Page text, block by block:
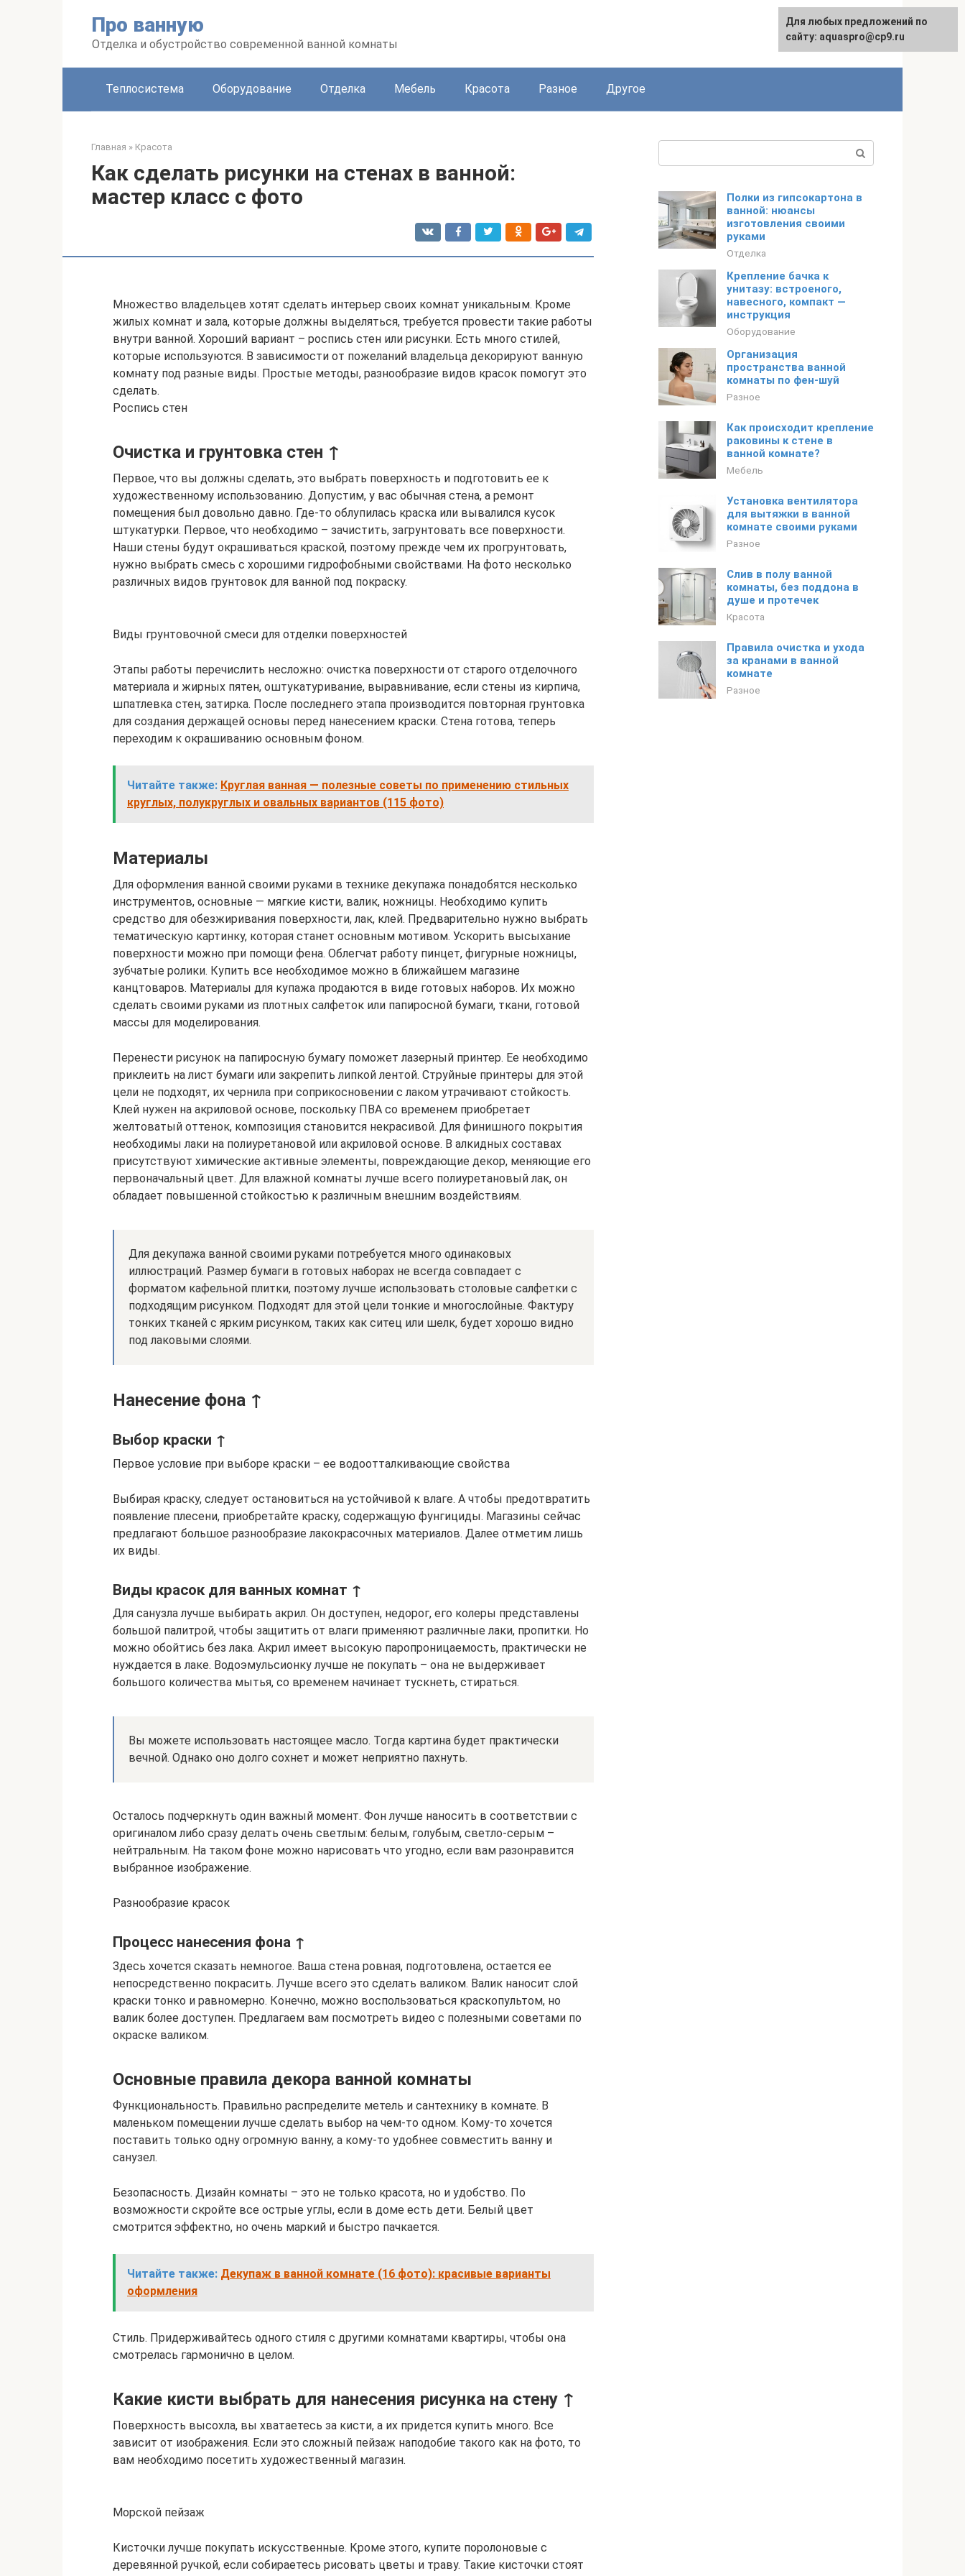
Про ванную
Отделка и обустройство современной ванной комнаты
Теплосистема Оборудование Отделка Мебель Красота Разное Другое
Главная » Красота
Как сделать рисунки на стенах в ванной:
мастер класс с фото
Множество владельцев хотят сделать интерьер своих комнат уникальным. Кроме
жилых комнат и зала, которые должны выделяться, требуется провести такие работы
внутри ванной. Хороший вариант – роспись стен или рисунки. Есть много стилей,
которые используются. В зависимости от пожеланий владельца декорируют ванную
комнату под разные виды. Простые методы, разнообразие видов красок помогут это
сделать.
Роспись стен
Очистка и грунтовка стен ↑
Первое, что вы должны сделать, это выбрать поверхность и подготовить ее к
художественному использованию. Допустим, у вас обычная стена, а ремонт
помещения был довольно давно. Где-то облупилась краска или вывалился кусок
штукатурки. Первое, что необходимо – зачистить, загрунтовать все поверхности.
Наши стены будут окрашиваться краской, поэтому прежде чем их прогрунтовать,
нужно выбрать смесь с хорошими гидрофобными свойствами. На фото несколько
различных видов грунтовок для ванной под покраску.
Виды грунтовочной смеси для отделки поверхностей
Этапы работы перечислить несложно: очистка поверхности от старого отделочного
материала и жирных пятен, оштукатуривание, выравнивание, если стены из кирпича,
шпатлевка стен, затирка. После последнего этапа производится повторная грунтовка
для создания держащей основы перед нанесением краски. Стена готова, теперь
переходим к окрашиванию основным фоном.
Читайте также: Круглая ванная — полезные советы по применению стильных
круглых, полукруглых и овальных вариантов (115 фото)
Материалы
Для оформления ванной своими руками в технике декупажа понадобятся несколько
инструментов, основные — мягкие кисти, валик, ножницы. Необходимо купить
средство для обезжиривания поверхности, лак, клей. Предварительно нужно выбрать
тематическую картинку, которая станет основным мотивом. Ускорить высыхание
поверхности можно при помощи фена. Облегчат работу пинцет, фигурные ножницы,
зубчатые ролики. Купить все необходимое можно в ближайшем магазине
канцтоваров. Материалы для купажа продаются в виде готовых наборов. Их можно
сделать своими руками из плотных салфеток или папиросной бумаги, ткани, готовой
массы для моделирования.
Перенести рисунок на папиросную бумагу поможет лазерный принтер. Ее необходимо
приклеить на лист бумаги или закрепить липкой лентой. Струйные принтеры для этой
цели не подходят, их чернила при соприкосновении с лаком утрачивают стойкость.
Клей нужен на акриловой основе, поскольку ПВА со временем приобретает
желтоватый оттенок, композиция становится некрасивой. Для финишного покрытия
необходимы лаки на полиуретановой или акриловой основе. В алкидных составах
присутствуют химические активные элементы, повреждающие декор, меняющие его
первоначальный цвет. Для влажной комнаты лучше всего полиуретановый лак, он
обладает повышенной стойкостью к различным внешним воздействиям.
Для декупажа ванной своими руками потребуется много одинаковых
иллюстраций. Размер бумаги в готовых наборах не всегда совпадает с
форматом кафельной плитки, поэтому лучше использовать столовые салфетки с
подходящим рисунком. Подходят для этой цели тонкие и многослойные. Фактуру
тонких тканей с ярким рисунком, таких как ситец или шелк, будет хорошо видно
под лаковыми слоями.
Нанесение фона ↑
Выбор краски ↑
Первое условие при выборе краски – ее водоотталкивающие свойства
Выбирая краску, следует остановиться на устойчивой к влаге. А чтобы предотвратить
появление плесени, приобретайте краску, содержащую фунгициды. Магазины сейчас
предлагают большое разнообразие лакокрасочных материалов. Далее отметим лишь
их виды.
Виды красок для ванных комнат ↑
Для санузла лучше выбирать акрил. Он доступен, недорог, его колеры представлены
большой палитрой, чтобы защитить от влаги применяют различные лаки, пропитки. Но
можно обойтись без лака. Акрил имеет высокую паропроницаемость, практически не
нуждается в лаке. Водоэмульсионку лучше не покупать – она не выдерживает
большого количества мытья, со временем начинает тускнеть, стираться.
Вы можете использовать настоящее масло. Тогда картина будет практически
вечной. Однако оно долго сохнет и может неприятно пахнуть.
Осталось подчеркнуть один важный момент. Фон лучше наносить в соответствии с
оригиналом либо сразу делать очень светлым: белым, голубым, светло-серым –
нейтральным. На таком фоне можно нарисовать что угодно, если вам разонравится
выбранное изображение.
Разнообразие красок
Процесс нанесения фона ↑
Здесь хочется сказать немногое. Ваша стена ровная, подготовлена, остается ее
непосредственно покрасить. Лучше всего это сделать валиком. Валик наносит слой
краски тонко и равномерно. Конечно, можно воспользоваться краскопультом, но
валик более доступен. Предлагаем вам посмотреть видео с полезными советами по
окраске валиком.
Основные правила декора ванной комнаты
Функциональность. Правильно распределите метель и сантехнику в комнате. В
маленьком помещении лучше сделать выбор на чем-то одном. Кому-то хочется
поставить только одну огромную ванну, а кому-то удобнее совместить ванну и
санузел.
Безопасность. Дизайн комнаты – это не только красота, но и удобство. По
возможности скройте все острые углы, если в доме есть дети. Белый цвет
смотрится эффектно, но очень маркий и быстро пачкается.
Читайте также: Декупаж в ванной комнате (16 фото): красивые варианты
оформления
Стиль. Придерживайтесь одного стиля с другими комнатами квартиры, чтобы она
смотрелась гармонично в целом.
Какие кисти выбрать для нанесения рисунка на стену ↑
Поверхность высохла, вы хватаетесь за кисти, а их придется купить много. Все
зависит от изображения. Если это сложный пейзаж наподобие такого как на фото, то
вам необходимо посетить художественный магазин.
Морской пейзаж
Кисточки лучше покупать искусственные. Кроме этого, купите поролоновые с
деревянной ручкой, если собираетесь рисовать цветы и траву. Такие кисточки стоят
Полки из гипсокартона в
ванной: нюансы
изготовления своими
руками
Отделка
Крепление бачка к
унитазу: встроеного,
навесного, компакт —
инструкция
Оборудование
Организация
пространства ванной
комнаты по фен-шуй
Разное
Как происходит крепление
раковины к стене в
ванной комнате?
Мебель
Установка вентилятора
для вытяжки в ванной
комнате своими руками
Разное
Слив в полу ванной
комнаты, без поддона в
душе и протечек
Красота
Правила очистка и ухода
за кранами в ванной
комнате
Разное
Для любых предложений по
сайту: aquaspro@cp9.ru